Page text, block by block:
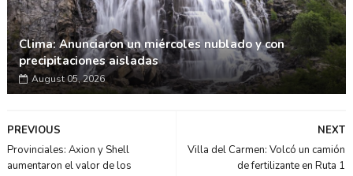
Clima: Anunciaron un miércoles nublado y con
precipitaciones aisladas
August 05, 2026
NEXT
Villa del Carmen: Volcó un camión
de fertilizante en Ruta 1
PREVIOUS
Provinciales: Axion y Shell
aumentaron el valor de los